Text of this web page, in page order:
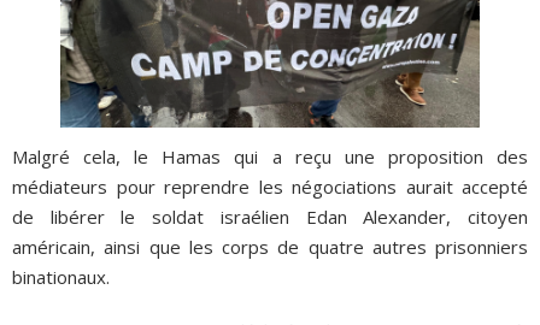
Malgré cela, le Hamas qui a reçu une proposition des
médiateurs pour reprendre les négociations aurait accepté
de libérer le soldat israélien Edan Alexander, citoyen
américain, ainsi que les corps de quatre autres prisonniers
binationaux.